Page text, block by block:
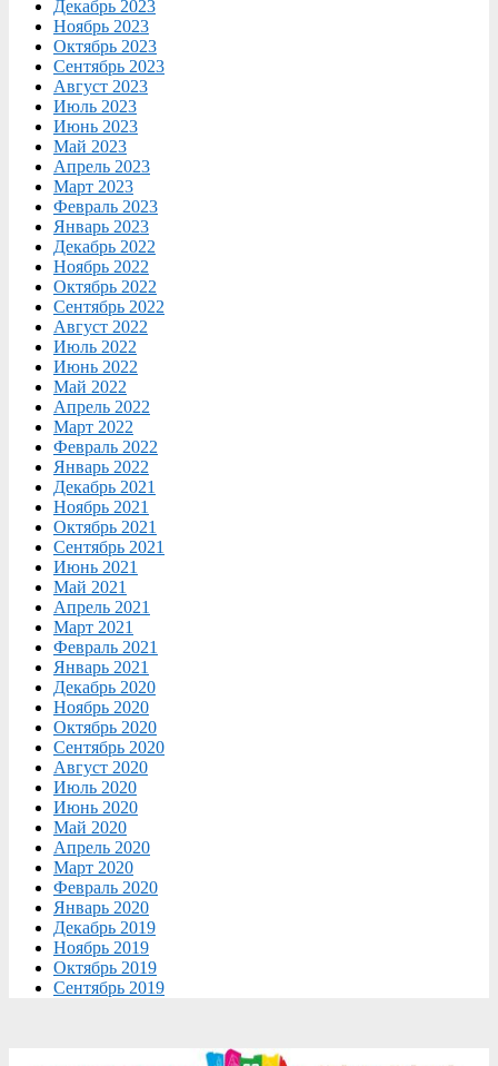
Декабрь 2023
Ноябрь 2023
Октябрь 2023
Сентябрь 2023
Август 2023
Июль 2023
Июнь 2023
Май 2023
Апрель 2023
Март 2023
Февраль 2023
Январь 2023
Декабрь 2022
Ноябрь 2022
Октябрь 2022
Сентябрь 2022
Август 2022
Июль 2022
Июнь 2022
Май 2022
Апрель 2022
Март 2022
Февраль 2022
Январь 2022
Декабрь 2021
Ноябрь 2021
Октябрь 2021
Сентябрь 2021
Июнь 2021
Май 2021
Апрель 2021
Март 2021
Февраль 2021
Январь 2021
Декабрь 2020
Ноябрь 2020
Октябрь 2020
Сентябрь 2020
Август 2020
Июль 2020
Июнь 2020
Май 2020
Апрель 2020
Март 2020
Февраль 2020
Январь 2020
Декабрь 2019
Ноябрь 2019
Октябрь 2019
Сентябрь 2019